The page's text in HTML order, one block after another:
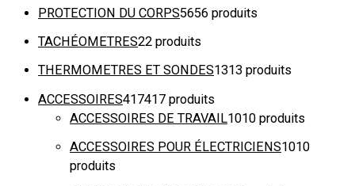
PROTECTION DU CORPS5656 produits
TACHÉOMETRES22 produits
THERMOMETRES ET SONDES1313 produits
ACCESSOIRES417417 produits
ACCESSOIRES DE TRAVAIL1010 produits
ACCESSOIRES POUR ÉLECTRICIENS1010
produits